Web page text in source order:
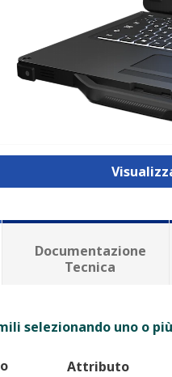
Documentazione
Tecnica
selezionando uno o
Attributo